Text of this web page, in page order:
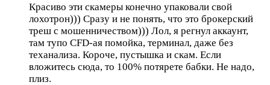
Красиво эти скамеры конечно упаковали свой
лохотрон))) Сразу и не понять, что это брокерский
треш с мошенничеством))) Лол, я регнул аккаунт,
там тупо CFD-ая помойка, терминал, даже без
теханализа. Короче, пустышка и скам. Если
вложитесь сюда, то 100% потярете бабки. Не надо,
плиз.